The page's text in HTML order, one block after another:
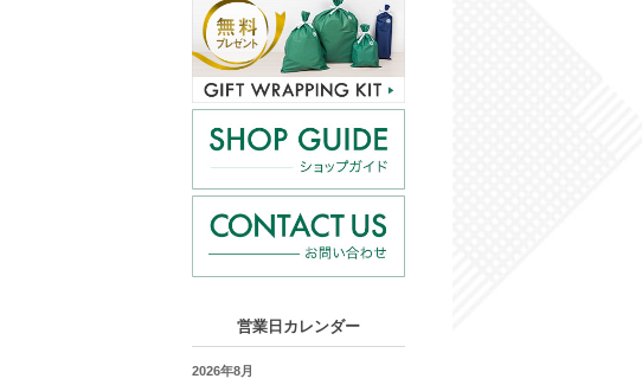
営業日カレンダー
2026年8月